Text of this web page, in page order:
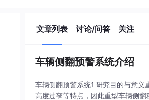
文章列表 讨论/问答 关注
车辆侧翻预警系统介绍
车辆侧翻预警系统1 研究目的与意义
高度过窄等特点，因此重型车辆侧